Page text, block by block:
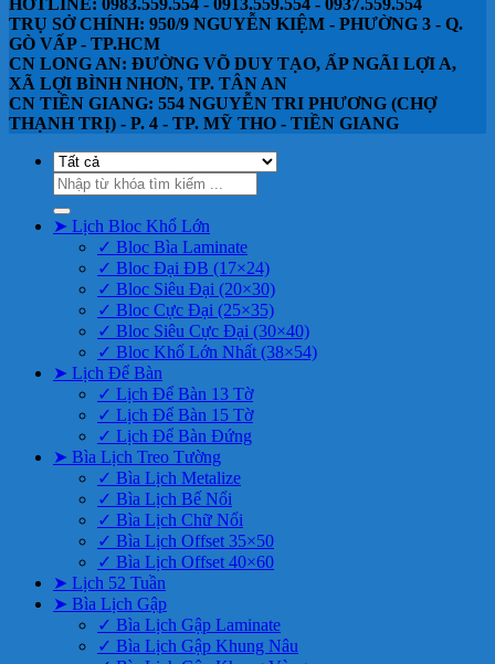
HOTLINE: 0983.559.554 - 0913.559.554 - 0937.559.554
TRỤ SỞ CHÍNH: 950/9 NGUYỄN KIỆM - PHƯỜNG 3 - Q.
GÒ VẤP - TP.HCM
CN LONG AN: ĐƯỜNG VÕ DUY TẠO, ẤP NGÃI LỢI A,
XÃ LỢI BÌNH NHƠN, TP. TÂN AN
CN TIỀN GIANG: 554 NGUYỄN TRI PHƯƠNG (CHỢ
THẠNH TRỊ) - P. 4 - TP. MỸ THO - TIỀN GIANG
Tìm
kiếm:
➤ Lịch Bloc Khổ Lớn
✓ Bloc Bìa Laminate
✓ Bloc Đại ĐB (17×24)
✓ Bloc Siêu Đại (20×30)
✓ Bloc Cực Đại (25×35)
✓ Bloc Siêu Cực Đại (30×40)
✓ Bloc Khổ Lớn Nhất (38×54)
➤ Lịch Để Bàn
✓ Lịch Để Bàn 13 Tờ
✓ Lịch Để Bàn 15 Tờ
✓ Lịch Để Bàn Đứng
➤ Bìa Lịch Treo Tường
✓ Bìa Lịch Metalize
✓ Bìa Lịch Bế Nổi
✓ Bìa Lịch Chữ Nổi
✓ Bìa Lịch Offset 35×50
✓ Bìa Lịch Offset 40×60
➤ Lịch 52 Tuần
➤ Bìa Lịch Gập
✓ Bìa Lịch Gập Laminate
✓ Bìa Lịch Gập Khung Nâu